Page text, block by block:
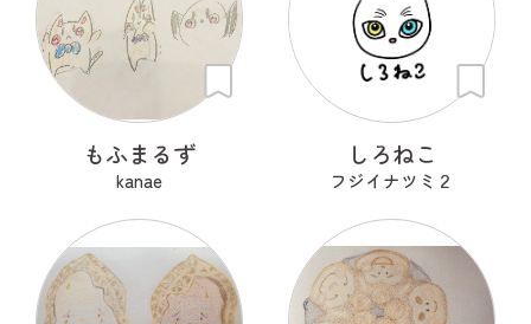
もふまるず
kanae
しろねこ
フジイナツミ２